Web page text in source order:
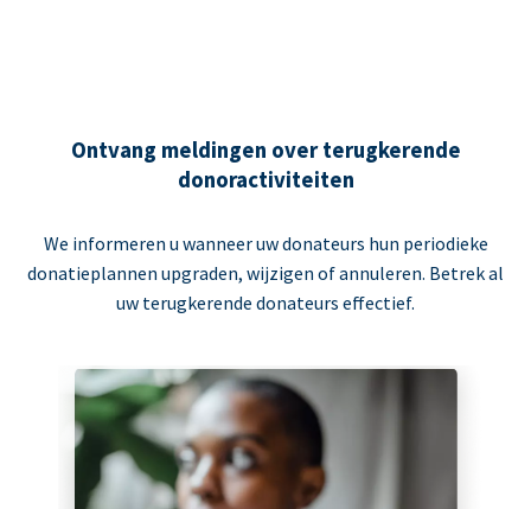
Ontvang meldingen over terugkerende
donoractiviteiten
We informeren u wanneer uw donateurs hun periodieke
donatieplannen upgraden, wijzigen of annuleren. Betrek al
uw terugkerende donateurs effectief.